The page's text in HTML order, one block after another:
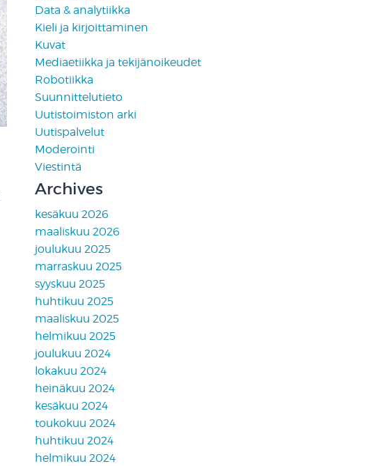
Data & analytiikka
Kieli ja kirjoittaminen
Kuvat
Mediaetiikka ja tekijänoikeudet
Robotiikka
Suunnittelutieto
Uutistoimiston arki
Uutispalvelut
Moderointi
Viestintä
Archives
kesäkuu 2026
maaliskuu 2026
joulukuu 2025
marraskuu 2025
syyskuu 2025
huhtikuu 2025
maaliskuu 2025
helmikuu 2025
joulukuu 2024
lokakuu 2024
heinäkuu 2024
kesäkuu 2024
toukokuu 2024
huhtikuu 2024
helmikuu 2024